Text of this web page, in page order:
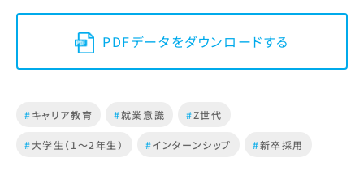
PDFデータをダウンロードする
#キャリア教育 #就業意識 #Z世代
#大学生（1～2年生） #インターンシップ #新卒採用